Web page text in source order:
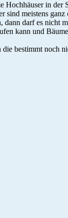
Hochhäuser in der
sind meistens
dann darf es nicht
kann und
die bestimmt noch